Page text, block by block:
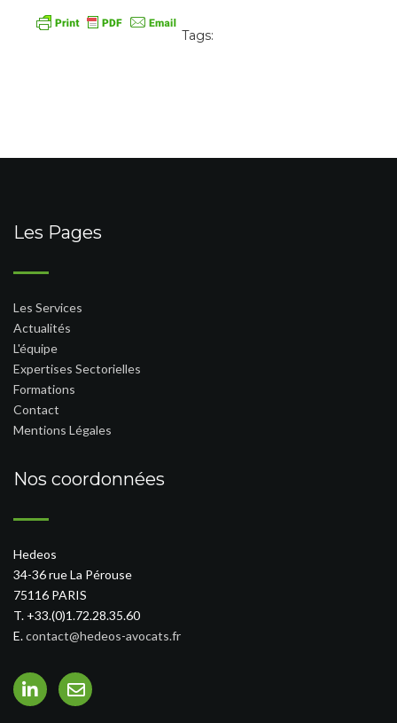
Tags:
Les Pages
Les Services
Actualités
L'équipe
Expertises Sectorielles
Formations
Contact
Mentions Légales
Nos coordonnées
Hedeos
34-36 rue La Pérouse
75116 PARIS
T. +33.(0)1.72.28.35.60
E.contact@hedeos-avocats.fr